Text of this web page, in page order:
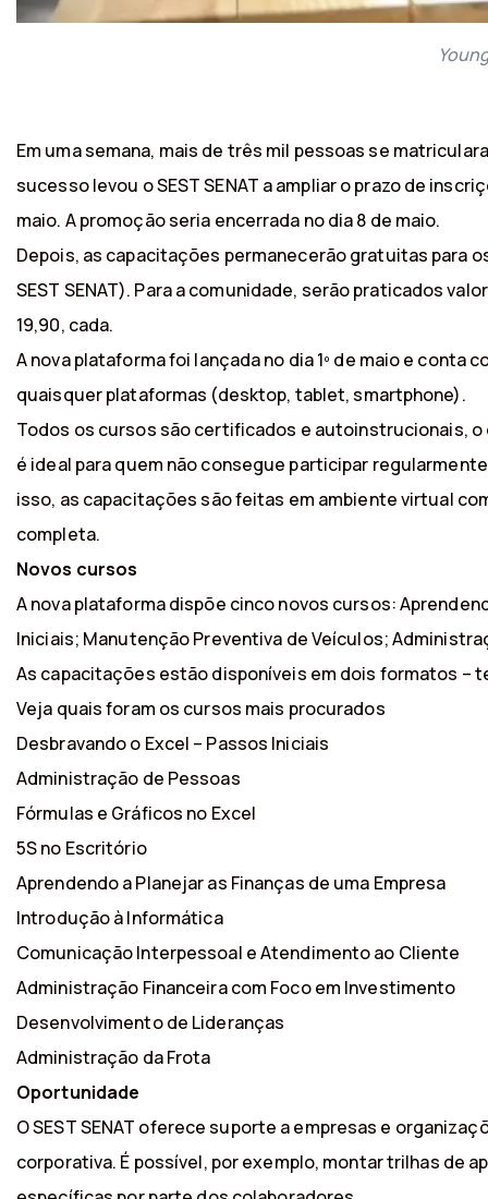
Em uma semana, mais de três mil pessoas se
sucesso levou o SEST SENAT a ampliar o prazo de
maio. A promoção seria encerrada no dia 8 de maio.
Depois, as capacitações permanecerão gratuitas para
SEST SENAT). Para a comunidade, serão praticados
19,90, cada.
A nova plataforma foi lançada no dia 1º de maio e
quaisquer plataformas (desktop, tablet, smartphone).
Todos os cursos são certificados e autoinstrucionais,
é ideal para quem não consegue participar
isso, as capacitações são feitas em ambiente virtual
completa.
Novos cursos
A nova plataforma dispõe cinco novos cursos:
Iniciais; Manutenção Preventiva de Veículos;
As capacitações estão disponíveis em dois formatos –
Veja quais foram os cursos mais procurados
Desbravando o Excel – Passos Iniciais
Administração de Pessoas
Fórmulas e Gráficos no Excel
5S no Escritório
Aprendendo a Planejar as Finanças de uma Empresa
Introdução à Informática
Comunicação Interpessoal e Atendimento ao Cliente
Administração Financeira com Foco em Investimento
Desenvolvimento de Lideranças
Administração da Frota
Oportunidade
O SEST SENAT oferece suporte a empresas e
corporativa. É possível, por exemplo, montar trilhas de